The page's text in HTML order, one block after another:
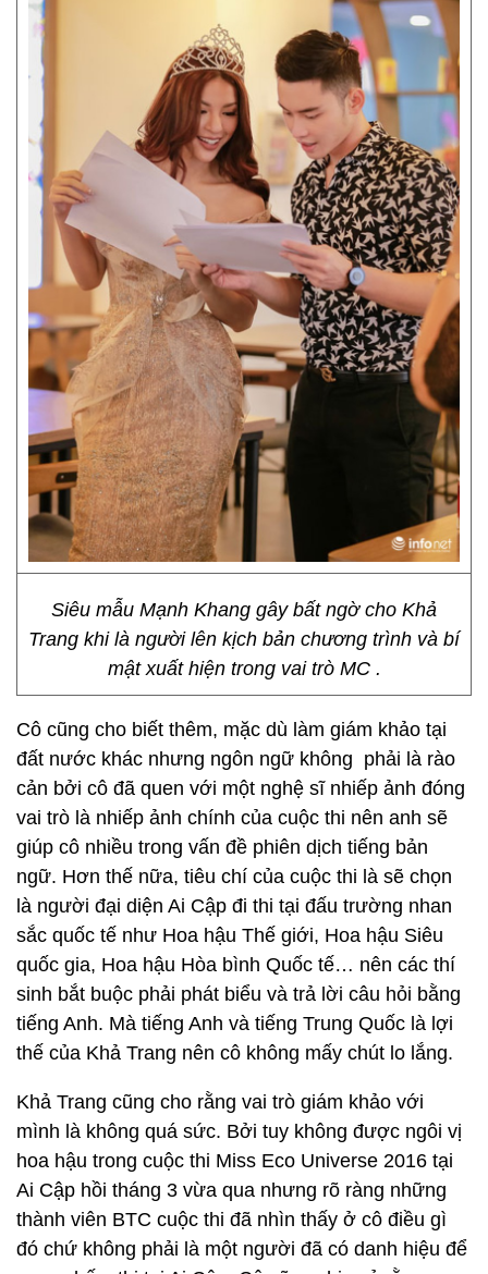
Siêu mẫu Mạnh Khang gây bất ngờ cho Khả
Trang khi là người lên kịch bản chương trình và bí
mật xuất hiện trong vai trò MC .
Cô cũng cho biết thêm, mặc dù làm giám khảo tại
đất nước khác nhưng ngôn ngữ không phải là rào
cản bởi cô đã quen với một nghệ sĩ nhiếp ảnh đóng
vai trò là nhiếp ảnh chính của cuộc thi nên anh sẽ
giúp cô nhiều trong vấn đề phiên dịch tiếng bản
ngữ. Hơn thế nữa, tiêu chí của cuộc thi là sẽ chọn
là người đại diện Ai Cập đi thi tại đấu trường nhan
sắc quốc tế như Hoa hậu Thế giới, Hoa hậu Siêu
quốc gia, Hoa hậu Hòa bình Quốc tế… nên các thí
sinh bắt buộc phải phát biểu và trả lời câu hỏi bằng
tiếng Anh. Mà tiếng Anh và tiếng Trung Quốc là lợi
thế của Khả Trang nên cô không mấy chút lo lắng.
Khả Trang cũng cho rằng vai trò giám khảo với
mình là không quá sức. Bởi tuy không được ngôi vị
hoa hậu trong cuộc thi Miss Eco Universe 2016 tại
Ai Cập hồi tháng 3 vừa qua nhưng rõ ràng những
thành viên BTC cuộc thi đã nhìn thấy ở cô điều gì
đó chứ không phải là một người đã có danh hiệu để